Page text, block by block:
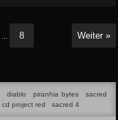
... 8 Weiter »
diablo piranhia bytes
sacred
cd project red sacred 4